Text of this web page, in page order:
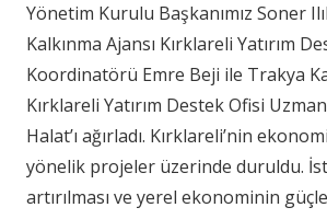
Yönetim Kurulu Başkanımız Soner
Kalkınma Ajansı Kırklareli Yatırım
Koordinatörü Emre Beji ile Trakya
Kırklareli Yatırım Destek Ofisi
Halat’ı ağırladı. Kırklareli’nin
yönelik projeler üzerinde duruldu.
artırılması ve yerel ekonominin